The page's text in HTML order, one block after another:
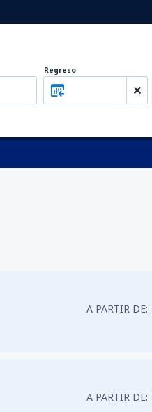
Regreso
A PARTIR DE:
A PARTIR DE: